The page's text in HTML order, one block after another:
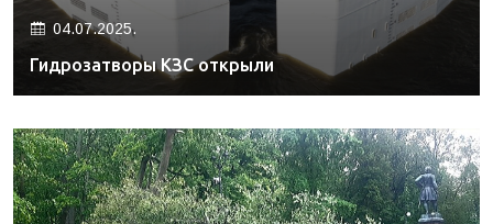
04.07.2025.
Гидрозатворы КЗС открыли